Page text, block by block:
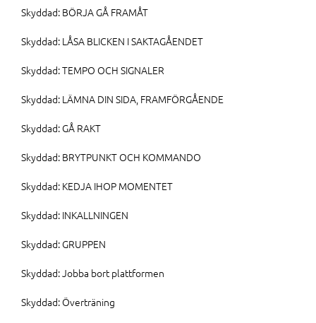
Skyddad: BÖRJA GÅ FRAMÅT
Skyddad: LÅSA BLICKEN I SAKTAGÅENDET
Skyddad: TEMPO OCH SIGNALER
Skyddad: LÄMNA DIN SIDA, FRAMFÖRGÅENDE
Skyddad: GÅ RAKT
Skyddad: BRYTPUNKT OCH KOMMANDO
Skyddad: KEDJA IHOP MOMENTET
Skyddad: INKALLNINGEN
Skyddad: GRUPPEN
Skyddad: Jobba bort plattformen
Skyddad: Överträning